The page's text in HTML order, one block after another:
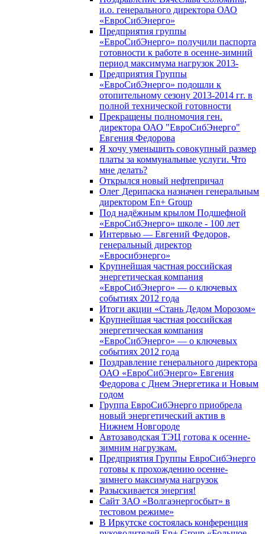
и.о. генерального директора ОАО
«ЕвроСибЭнерго»
Предприятия группы
«ЕвроСибЭнерго» получили паспорта
готовности к работе в осенне-зимний
период максимума нагрузок 2013-
Предприятия Группы
«ЕвроСибЭнерго» подошли к
отопительному сезону 2013-2014 гг. в
полной технической готовности
Прекращены полномочия ген.
директора ОАО "ЕвроСибЭнерго"
Евгения Федорова
Я хочу уменьшить совокупный размер
платы за коммунальные услуги. Что
мне делать?
Открылся новый нефтепричал
Олег Дерипаска назначен генеральным
директором En+ Group
Под надёжным крылом Подшефной
«ЕвроСибЭнерго» школе - 100 лет
Интервью — Евгений Федоров,
генеральный директор
«Евросибэнерго»
Крупнейшая частная российская
энергетическая компания
«ЕвроСибЭнерго» — о ключевых
событиях 2012 года
Итоги акции «Стань Дедом Морозом»
Крупнейшая частная российская
энергетическая компания
«ЕвроСибЭнерго» — о ключевых
событиях 2012 года
Поздравление генерального директора
ОАО «ЕвроСибЭнерго» Евгения
Федорова с Днем Энергетика и Новым
годом
Группа ЕвроСибЭнерго приобрела
новый энергетический актив в
Нижнем Новгороде
Автозаводская ТЭЦ готова к осенне-
зимним нагрузкам.
Предприятия Группы ЕвроСибЭнерго
готовы к прохождению осенне-
зимнего максимума нагрузок
Разыскивается энергия!
Сайт ЗАО «Волгаэнергосбыт» в
тестовом режиме»
В Иркутске состоялась конференция